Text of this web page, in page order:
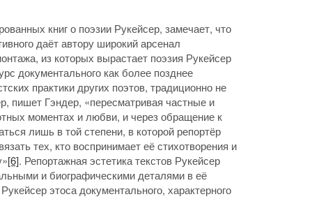
книг о поэзии Рукейсер, замечает, что
даёт автору широкий арсенал
из которых вырастает поэзия Рукейсер
документального как более позднее
практики других поэтов, традиционно не
пишет Гэндер, «пересматривая частные и
моментах и любви, и через обращение к
лишь в той степени, в которой репортёр
тех, кто воспринимает её стихотворения и
[6]. Репортажная эстетика текстов Рукейсер
и биографическими деталями в её
этоса документального, характерного